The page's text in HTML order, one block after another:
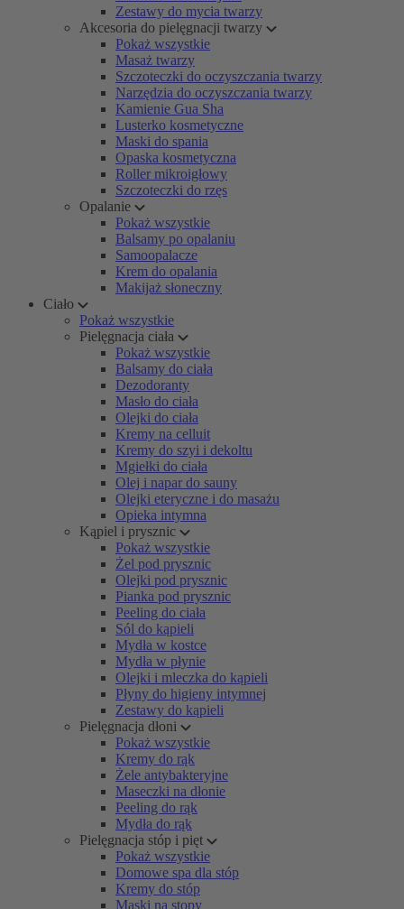
Zestawy do mycia twarzy
Akcesoria do pielęgnacji twarzy
Pokaż wszystkie
Masaż twarzy
Szczoteczki do oczyszczania twarzy
Narzędzia do oczyszczania twarzy
Kamienie Gua Sha
Lusterko kosmetyczne
Maski do spania
Opaska kosmetyczna
Roller mikroigłowy
Szczoteczki do rzęs
Opalanie
Pokaż wszystkie
Balsamy po opalaniu
Samoopalacze
Krem do opalania
Makijaż słoneczny
Ciało
Pokaż wszystkie
Pielęgnacja ciała
Pokaż wszystkie
Balsamy do ciała
Dezodoranty
Masło do ciała
Olejki do ciała
Kremy na celluit
Kremy do szyi i dekoltu
Mgiełki do ciała
Olej i napar do sauny
Olejki eteryczne i do masażu
Opieka intymna
Kąpiel i prysznic
Pokaż wszystkie
Żel pod prysznic
Olejki pod prysznic
Pianka pod prysznic
Peeling do ciała
Sól do kąpieli
Mydła w kostce
Mydła w płynie
Olejki i mleczka do kąpieli
Płyny do higieny intymnej
Zestawy do kąpieli
Pielęgnacja dłoni
Pokaż wszystkie
Kremy do rąk
Żele antybakteryjne
Maseczki na dłonie
Peeling do rąk
Mydła do rąk
Pielęgnacja stóp i pięt
Pokaż wszystkie
Domowe spa dla stóp
Kremy do stóp
Maski na stopy